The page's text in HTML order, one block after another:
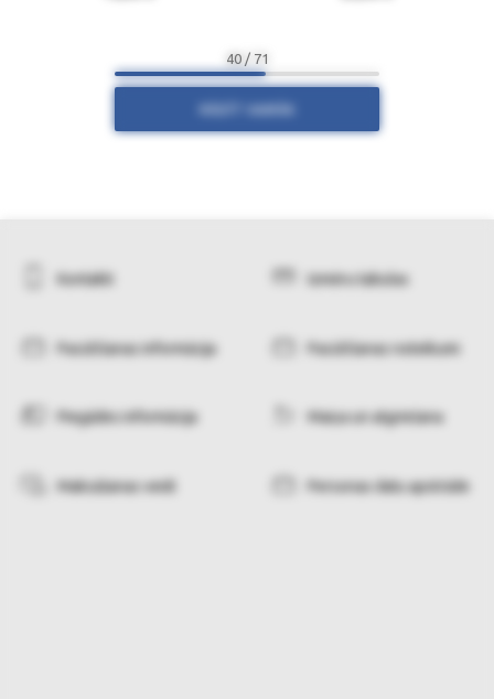
40 / 71
Kontakti Izmēru tabulas
Pasūtīšanas informācija Pasūtīšanas noteikumi
Piegādes informācija Maiņa un atgriešana
Maksāšanas veidi Personas datu apstrāde